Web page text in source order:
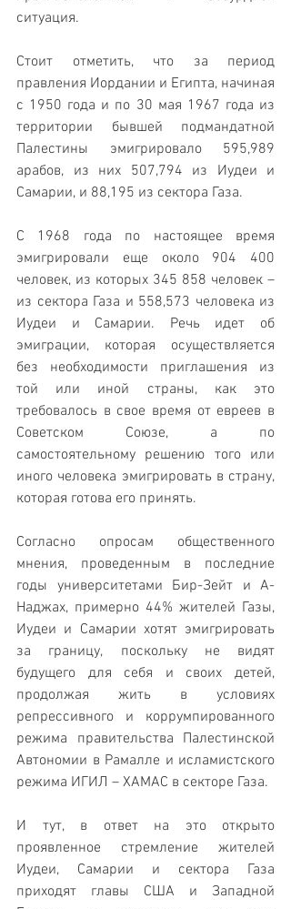
ситуация.
Стоит отметить, что за период
правления Иордании и Египта, начиная
с 1950 года и по 30 мая 1967 года из
территории бывшей подмандатной
Палестины эмигрировало 595,989
арабов, из них 507,794 из Иудеи и
Самарии, и 88,195 из сектора Газа.
С 1968 года по настоящее время
эмигрировали еще около 904 400
человек, из которых 345 858 человек –
из сектора Газа и 558,573 человека из
Иудеи и Самарии. Речь идет об
эмиграции, которая осуществляется
без необходимости приглашения из
той или иной страны, как это
требовалось в свое время от евреев в
Советском Союзе, а по
самостоятельному решению того или
иного человека эмигрировать в страну,
которая готова его принять.
Согласно опросам общественного
мнения, проведенным в последние
годы университетами Бир-Зейт и А-
Наджах, примерно 44% жителей Газы,
Иудеи и Самарии хотят эмигрировать
за границу, поскольку не видят
будущего для себя и своих детей,
продолжая жить в условиях
репрессивного и коррумпированного
режима правительства Палестинской
Автономии в Рамалле и исламистского
режима ИГИЛ – ХАМАС в секторе Газа.
И тут, в ответ на это открыто
проявленное стремление жителей
Иудеи, Самарии и сектора Газа
приходят главы США и Западной